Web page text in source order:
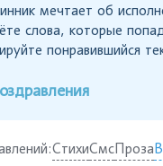
мечтает об
слова, которые
понравившийся
СтихиСмсПроза